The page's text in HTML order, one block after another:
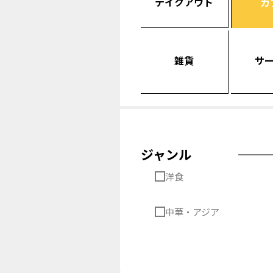
雑貨 サ
ジャンル
洋食
中華・アジア